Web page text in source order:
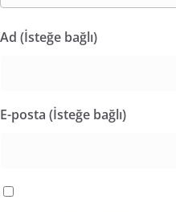
Ad (İsteğe bağlı)
E-posta (İsteğe bağlı)